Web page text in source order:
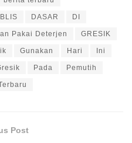
BLIS DASAR DI
Pakai Deterjen GRESIK
Gunakan Hari Ini
Pada Pemutih
Post